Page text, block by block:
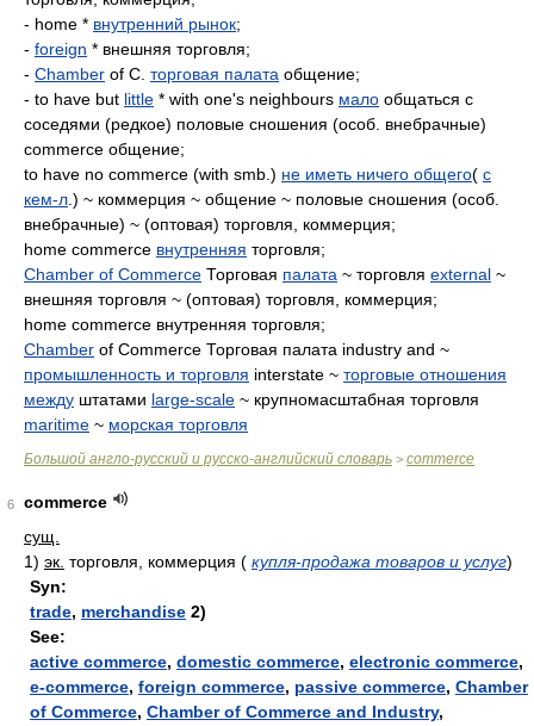
- home * внутренний рынок;
- foreign * внешняя торговля;
- Chamber of C. торговая палата общение;
- to have but little * with one's neighbours мало общаться с
соседями (редкое) половые сношения (особ. внебрачные)
commerce общение;
to have no commerce (with smb.) не иметь ничего общего( с
кем-л .) ~ коммерция ~ общение ~ половые сношения (особ.
внебрачные) ~ (оптовая) торговля, коммерция;
home commerce внутренняя торговля;
Chamber of Commerce Торговая палата ~ торговля external ~
внешняя торговля ~ (оптовая) торговля, коммерция;
home commerce внутренняя торговля;
Chamber of Commerce Торговая палата industry and ~
промышленность и торговля interstate ~ торговые отношения
между штатами large-scale ~ крупномасштабная торговля
maritime ~ морская торговля
Большой англо-русский и русско-английский словарь > commerce
6
commerce
сущ.
1) эк. торговля, коммерция ( купля-продажа товаров и услуг)
Syn:
trade, merchandise 2)
See:
active commerce, domestic commerce, electronic commerce,
e-commerce, foreign commerce, passive commerce, Chamber
of Commerce, Chamber of Commerce and Industry,